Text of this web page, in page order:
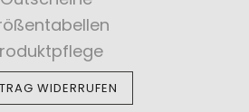
WIDERRUFEN